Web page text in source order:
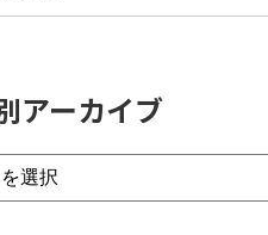
アーカイブ